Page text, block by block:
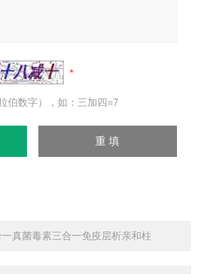
伯数字），如：三加四=7
真菌毒素三合一免疫层析亲和柱